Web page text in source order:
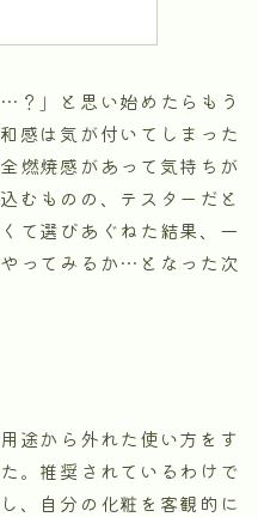
？」と思い始めたらもう
感は気が付いてしまった
燃焼感があって気持ちが
むものの、テスターだと
て選びあぐねた結果、一
ってみるか…となった次
途から外れた使い方をす
。推奨されているわけで
、自分の化粧を客観的に